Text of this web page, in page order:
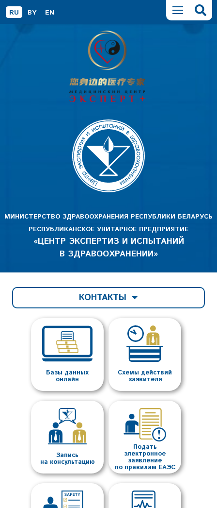
RU BY EN
МИНИСТЕРСТВО ЗДРАВООХРАНЕНИЯ РЕСПУБЛИКИ БЕЛАРУСЬ
РЕСПУБЛИКАНСКОЕ УНИТАРНОЕ ПРЕДПРИЯТИЕ
«ЦЕНТР ЭКСПЕРТИЗ И ИСПЫТАНИЙ
В ЗДРАВООХРАНЕНИИ»
КОНТАКТЫ
Базы данных
онлайн
Схемы действий
заявителя
Запись
на консультацию
Подать
электронное
заявление
по правилам ЕАЭС